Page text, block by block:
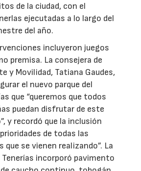
de la ciudad, con el
ejecutadas a lo largo del
del año.
incluyeron juegos
premisa. La consejera de
y Movilidad, Tatiana Gaudes,
el nuevo parque del
que “queremos que todos
puedan disfrutar de este
y recordó que la inclusión
de todas las
se vienen realizando”. La
incorporó pavimento